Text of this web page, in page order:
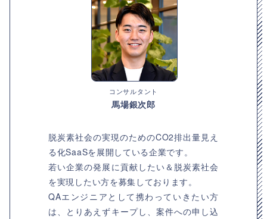
コンサルタント
馬場銀次郎
脱炭素社会の実現のためのCO2排出量見え
る化SaaSを展開している企業です。
若い企業の発展に貢献したい＆脱炭素社会
を実現したい方を募集しております。
QAエンジニアとして携わっていきたい方
は、とりあえずキープし、案件への申し込